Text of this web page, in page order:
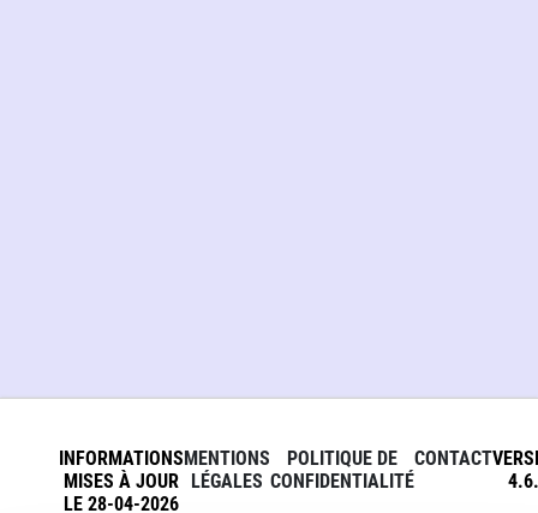
INFORMATIONS
MISES À JOUR
LE 28-04-2026
MENTIONS
LÉGALES
POLITIQUE DE
CONFIDENTIALITÉ
CONTACT